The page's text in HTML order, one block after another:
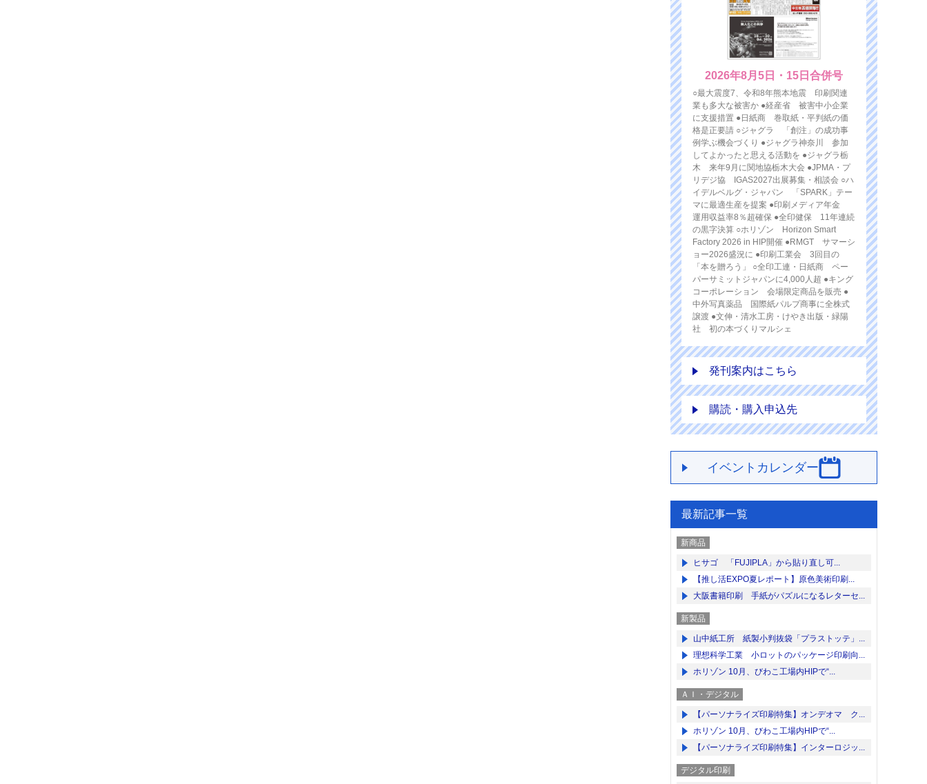
2026年8月5日・15日合併号
○最大震度7、令和8年熊本地震 印刷関連
業も多大な被害か ●経産省 被害中小企業
に支援措置 ●日紙商 巻取紙・平判紙の価
格是正要請 ○ジャグラ 「創注」の成功事
例学ぶ機会づくり ●ジャグラ神奈川 参加
してよかったと思える活動を ●ジャグラ栃
木 来年9月に関地協栃木大会 ●JPMA・プ
リデジ協 IGAS2027出展募集・相談会 ○ハ
イデルベルグ・ジャパン 「SPARK」テー
マに最適生産を提案 ●印刷メディア年金
運用収益率8％超確保 ●全印健保 11年連続
の黒字決算 ○ホリゾン Horizon Smart
Factory 2026 in HIP開催 ●RMGT サマーシ
ョー2026盛況に ●印刷工業会 3回目の
「本を贈ろう」 ○全印工連・日紙商 ペー
パーサミットジャパンに4,000人超 ●キング
コーポレーション 会場限定商品を販売 ●
中外写真薬品 国際紙パルプ商事に全株式
譲渡 ●文伸・清水工房・けやき出版・緑陽
社 初の本づくりマルシェ
発刊案内はこちら
購読・購入申込先
イベントカレンダー
最新記事一覧
新商品
ヒサゴ 「FUJIPLA」から貼り直し可...
【推し活EXPO夏レポート】原色美術印刷...
大阪書籍印刷 手紙がパズルになるレターセ...
新製品
山中紙工所 紙製小判抜袋「プラストッテ」...
理想科学工業 小ロットのパッケージ印刷向...
ホリゾン 10月、びわこ工場内HIPで“...
ＡＩ・デジタル
【パーソナライズ印刷特集】オンデオマ ク...
ホリゾン 10月、びわこ工場内HIPで“...
【パーソナライズ印刷特集】インターロジッ...
デジタル印刷